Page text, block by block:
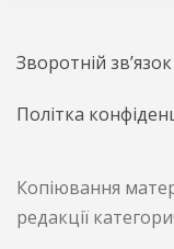
Зворотній зв’язок
Політка
Копіювання
редакції